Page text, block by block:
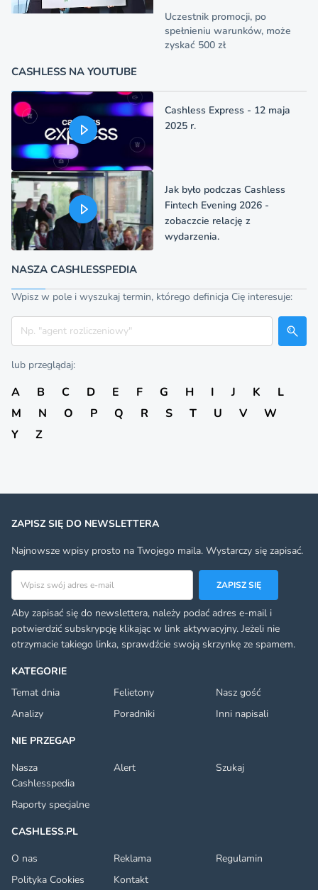
Uczestnik promocji, po
spełnieniu warunków, może
zyskać 500 zł
CASHLESS NA YOUTUBE
Cashless Express - 12 maja
2025 r.
Jak było podczas Cashless
Fintech Evening 2026 -
zobaczcie relację z
wydarzenia.
NASZA CASHLESSPEDIA
Wpisz w pole i wyszukaj termin, którego definicja Cię interesuje:
Szukaj
lub przeglądaj:
A B C D E F G H I J K
L
M
N O P Q R S T U V
W
Y
Z
KATEGORIE
Temat dnia
Felietony
Nasz gość
Analizy
Poradniki
Inni napisali
NIE PRZEGAP
Nasza
Cashlesspedia
Alert Szukaj
Raporty specjalne
CASHLESS.PL
O nas
Reklama
Regulamin
Polityka Cookies
Kontakt
ZAPISZ SIĘ DO NEWSLETTERA
Najnowsze wpisy prosto na Twojego maila. Wystarczy się zapisać.
ZAPISZ SIĘ
Aby zapisać się do newslettera, należy podać adres e-mail i
potwierdzić subskrypcję klikając w link aktywacyjny. Jeżeli nie
otrzymacie takiego linka, sprawdźcie swoją skrzynkę ze spamem.